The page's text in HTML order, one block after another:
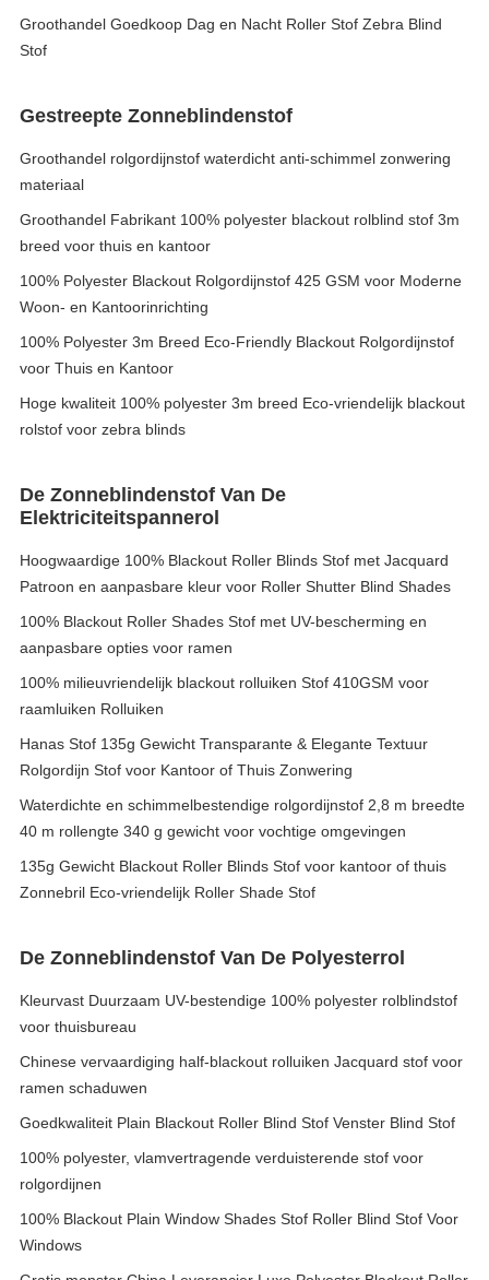
Groothandel Goedkoop Dag en Nacht Roller Stof Zebra Blind
Stof
Gestreepte Zonneblindenstof
Groothandel rolgordijnstof waterdicht anti-schimmel zonwering
materiaal
Groothandel Fabrikant 100% polyester blackout rolblind stof 3m
breed voor thuis en kantoor
100% Polyester Blackout Rolgordijnstof 425 GSM voor Moderne
Woon- en Kantoorinrichting
100% Polyester 3m Breed Eco-Friendly Blackout Rolgordijnstof
voor Thuis en Kantoor
Hoge kwaliteit 100% polyester 3m breed Eco-vriendelijk blackout
rolstof voor zebra blinds
De Zonneblindenstof Van De
Elektriciteitspannerol
Hoogwaardige 100% Blackout Roller Blinds Stof met Jacquard
Patroon en aanpasbare kleur voor Roller Shutter Blind Shades
100% Blackout Roller Shades Stof met UV-bescherming en
aanpasbare opties voor ramen
100% milieuvriendelijk blackout rolluiken Stof 410GSM voor
raamluiken Rolluiken
Hanas Stof 135g Gewicht Transparante & Elegante Textuur
Rolgordijn Stof voor Kantoor of Thuis Zonwering
Waterdichte en schimmelbestendige rolgordijnstof 2,8 m breedte
40 m rollengte 340 g gewicht voor vochtige omgevingen
135g Gewicht Blackout Roller Blinds Stof voor kantoor of thuis
Zonnebril Eco-vriendelijk Roller Shade Stof
De Zonneblindenstof Van De Polyesterrol
Kleurvast Duurzaam UV-bestendige 100% polyester rolblindstof
voor thuisbureau
Chinese vervaardiging half-blackout rolluiken Jacquard stof voor
ramen schaduwen
Goedkwaliteit Plain Blackout Roller Blind Stof Venster Blind Stof
100% polyester, vlamvertragende verduisterende stof voor
rolgordijnen
100% Blackout Plain Window Shades Stof Roller Blind Stof Voor
Windows